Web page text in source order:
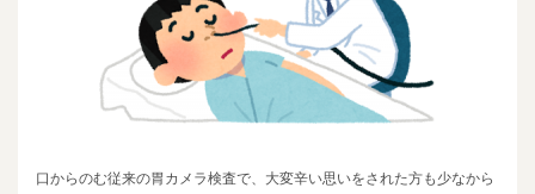
口からのむ従来の胃カメラ検査で、大変辛い思いをされた方も少なから